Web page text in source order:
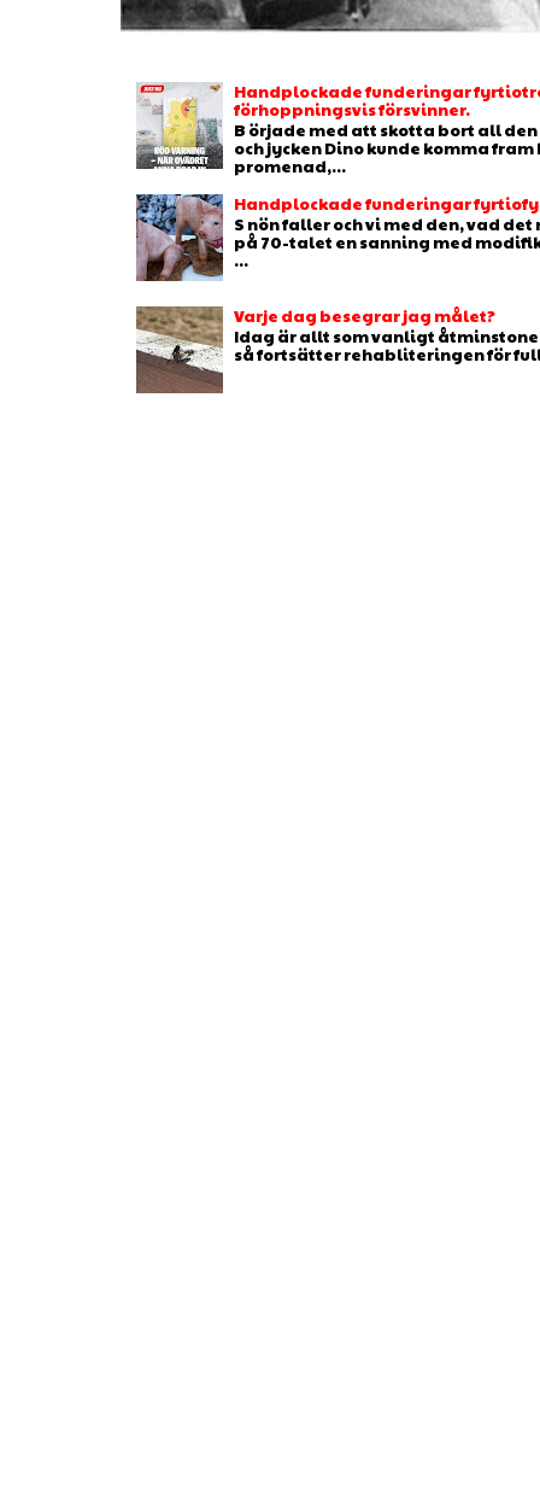
Handplockade funderingar
förhoppningsvis försvinner.
B örjade med att skotta bort all
och jycken Dino kunde komma
promenad,...
Handplockade funderingar
S nön faller och vi med den, vad
på 70-talet en sanning med
...
Varje dag besegrar jag målet?
Idag är allt som vanligt
så fortsätter rehabliteringen för